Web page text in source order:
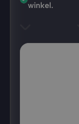
winkel.